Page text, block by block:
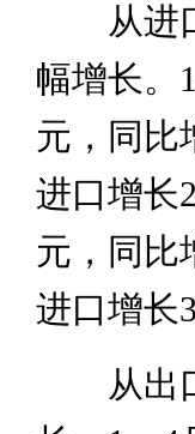
从进口
幅增长。
元，同比
进口增长
元，同比
进口增长
从出口